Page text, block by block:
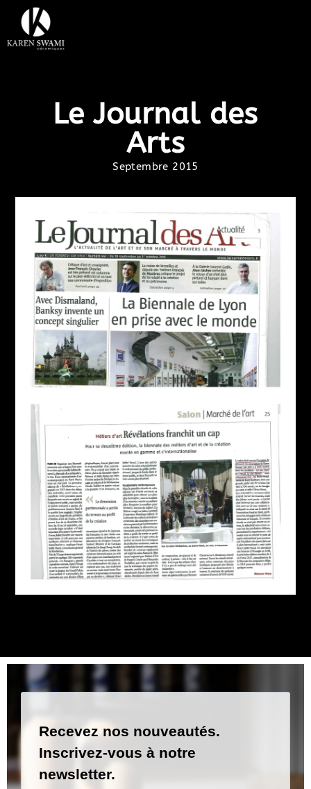
Le Journal des
Arts
Septembre 2015